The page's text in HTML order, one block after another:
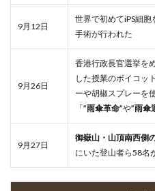
9月12日
世界で初めてiPS細
手術が行われた
9月26日
香港行政長官選挙を
した授業のボイコッ
ーや胡椒スプレーを
「”雨傘革命”や”雨傘
9月27日
御嶽山・山頂南西側
にいた登山者ら58名